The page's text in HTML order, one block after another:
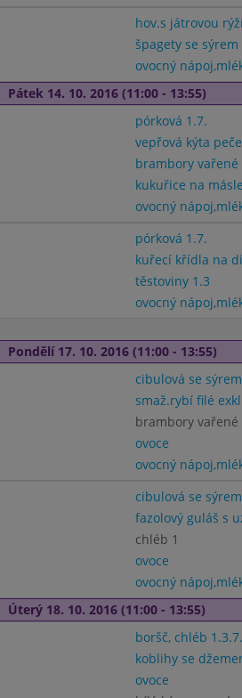
hov.s játrovou
špagety se
ovocný
Pátek 14. 10. 2016 (11:00 - 13:55)
pórková 1.7.
vepřová kýta
brambory vařené
kukuřice na
ovocný
pórková 1.7.
kuřecí křídla na
těstoviny 1.3
ovocný
Pondělí 17. 10. 2016 (11:00 - 13:55)
cibulová se
smaž.rybí filé
brambory vařené
ovoce
ovocný
cibulová se
fazolový guláš s
chléb 1
ovoce
ovocný
Úterý 18. 10. 2016 (11:00 - 13:55)
boršč, chléb
koblihy se
ovoce